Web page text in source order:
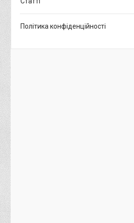
Політика конфіденційності